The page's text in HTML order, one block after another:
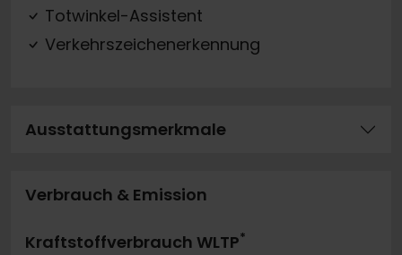
Totwinkel-Assistent
Verkehrszeichenerkennung
Ausstattungsmerkmale
Verbrauch & Emission
Kraftstoffverbrauch WLTP*